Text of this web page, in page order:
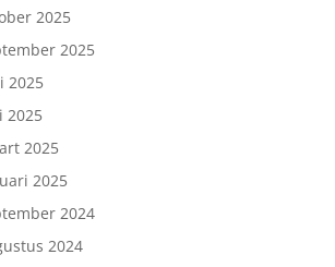
2025
2025
2025
2025
2025
2025
2024
2024